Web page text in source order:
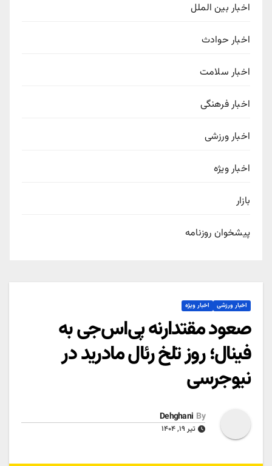
اخبار بین الملل
اخبار حوادث
اخبار سلامت
اخبار فرهنگی
اخبار ورزشی
اخبار ویژه
بازار
پیشخوان روزنامه
اخبار ورزشی اخبار ویژه
صعود مقتدارنه پی‌اس‌جی به
فینال؛ روز تلخ رئال مادرید در
نیوجرسی
By
Dehghani
تیر ۱۹, ۱۴۰۴